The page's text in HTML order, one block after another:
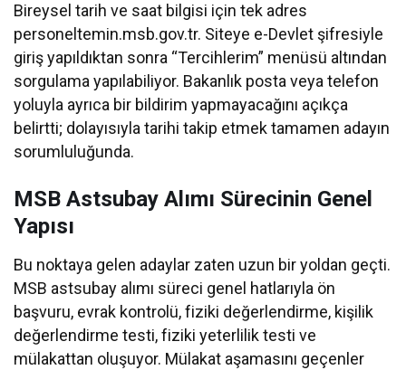
Bireysel tarih ve saat bilgisi için tek adres
personeltemin.msb.gov.tr. Siteye e-Devlet şifresiyle
giriş yapıldıktan sonra “Tercihlerim” menüsü altından
sorgulama yapılabiliyor. Bakanlık posta veya telefon
yoluyla ayrıca bir bildirim yapmayacağını açıkça
belirtti; dolayısıyla tarihi takip etmek tamamen adayın
sorumluluğunda.
MSB Astsubay Alımı Sürecinin Genel
Yapısı
Bu noktaya gelen adaylar zaten uzun bir yoldan geçti.
MSB astsubay alımı süreci genel hatlarıyla ön
başvuru, evrak kontrolü, fiziki değerlendirme, kişilik
değerlendirme testi, fiziki yeterlilik testi ve
mülakattan oluşuyor. Mülakat aşamasını geçenler